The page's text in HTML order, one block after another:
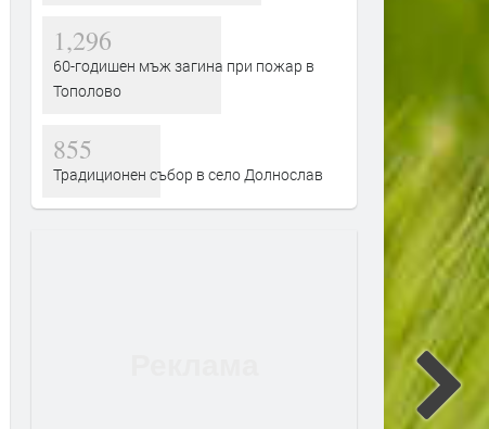
1,296
60-годишен мъж загина при пожар в
Тополово
855
Традиционен събор в село Долнослав